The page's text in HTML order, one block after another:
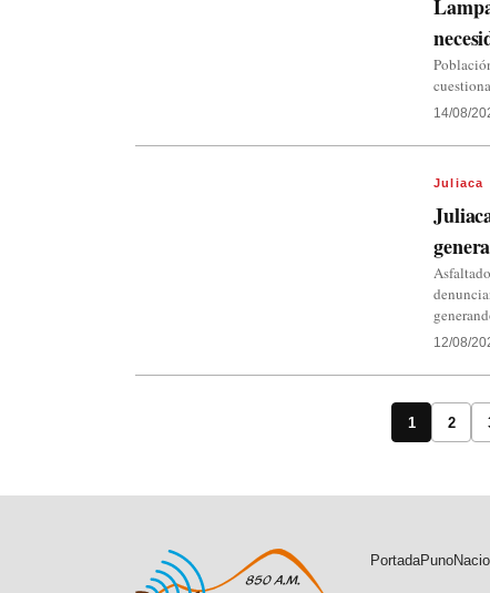
14/08/
Juliaca
12/08/
1 2
PortadaPuno